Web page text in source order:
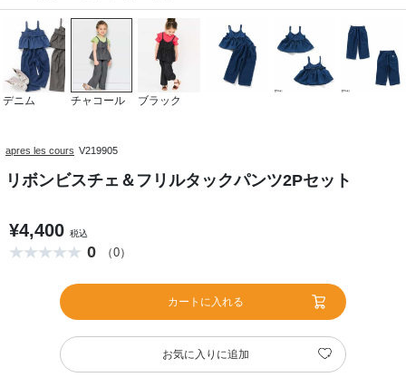
デニム チャコール ブラック
apres les cours V219905
リボンビスチェ＆フリルタックパンツ2Pセット
¥4,400 税込
0 （0）
カートに入れる
お気に入りに追加